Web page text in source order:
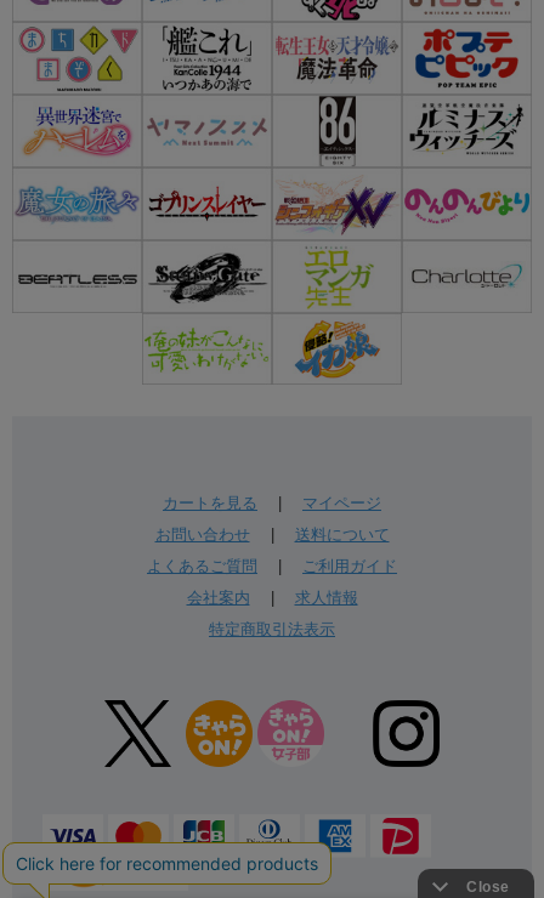
カートを見る
マイページ
お問い合わせ| 送料について
よくあるご質問
ご利用ガイド
会社案内
求人情報
特定商取引法表示